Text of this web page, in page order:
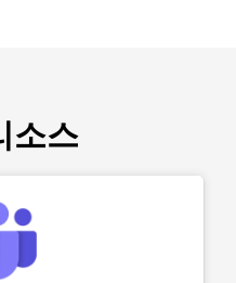
소스